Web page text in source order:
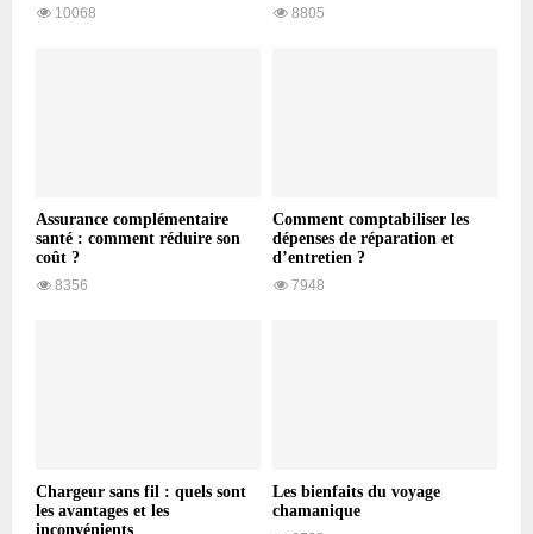
10068 8805
Assurance complémentaire
santé : comment réduire son
coût ?
8356
Comment comptabiliser les
dépenses de réparation et
d’entretien ?
7948
Chargeur sans fil : quels sont
les avantages et les
inconvénients
Les bienfaits du voyage
chamanique